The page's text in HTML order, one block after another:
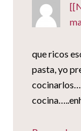
que ricos
pasta, yo